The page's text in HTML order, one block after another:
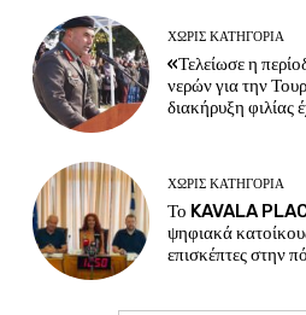
ΧΩΡΊΣ ΚΑΤΗΓΟΡΊΑ
«Τελείωσε η
νερών για την
διακήρυξη φιλίας
ΧΩΡΊΣ ΚΑΤΗΓΟΡΊΑ
Το KAVALA
ψηφιακά
επισκέπτες στην